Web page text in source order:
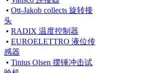
• Ott-Jakob collects 旋转接
头
• RADIX 温度控制器
• EUROELETTRO 液位传
感器
• Tinius Olsen 摆锤冲击试